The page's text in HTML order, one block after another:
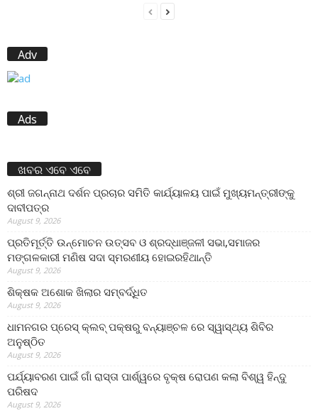
Adv
Ads
ଖବର ଏବେ ଏବେ
ଶ୍ରୀ ଜଗନ୍ନାଥ ଦର୍ଶନ ପ୍ରଚାର ସମିତି କାର୍ଯ୍ୟାଳୟ ପାଇଁ ମୁଖ୍ୟମନ୍ତ୍ରୀଙ୍କୁ
ଦାବୀପତ୍ର
August 9, 2026
ପ୍ରତିମୂର୍ତ୍ତି ଉନ୍ମୋଚନ ଉତ୍ସବ ଓ ଶ୍ରଦ୍ଧାଞ୍ଜଳୀ ସଭା,ସମାଜର
ମଙ୍ଗଳକାରୀ ମଣିଷ ସଦା ସ୍ମରଣୀୟ ହୋଇରହିଥାନ୍ତି
August 9, 2026
ଶିକ୍ଷକ ଅଶୋକ ଖିଲାର ସମ୍ବର୍ଦ୍ଧିତ
August 9, 2026
ଧାମନଗର ପ୍ରେସ୍ କ୍ଲବ୍ ପକ୍ଷରୁ ବନ୍ୟାଞ୍ଚଳ ରେ ସ୍ୱାସ୍ଥ୍ୟ ଶିବିର
ଅନୁଷ୍ଠିତ
August 9, 2026
ପର୍ଯ୍ୟାବରଣ ପାଇଁ ଗାଁ ରାସ୍ତା ପାର୍ଶ୍ୱରେ ବୃକ୍ଷ ରୋପଣ କଲା ବିଶ୍ୱ ହିନ୍ଦୁ
ପରିଷଦ
August 9, 2026